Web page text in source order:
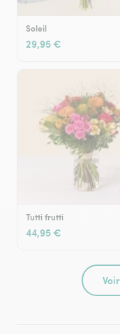
Soleil
29,95 €
Tutti frutti
44,95 €